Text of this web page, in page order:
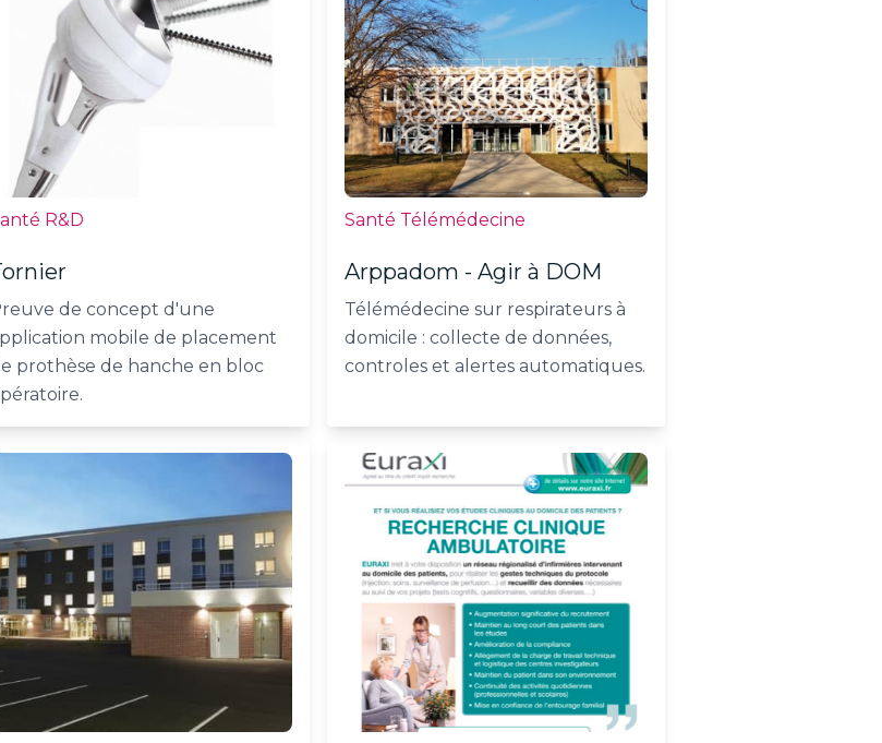
R&D
de concept d'une
mobile de placement
prothèse de hanche en bloc
Santé Télémédecine
Arppadom - Agir à DOM
Télémédecine sur respirateurs à
domicile : collecte de données,
controles et alertes automatiques.